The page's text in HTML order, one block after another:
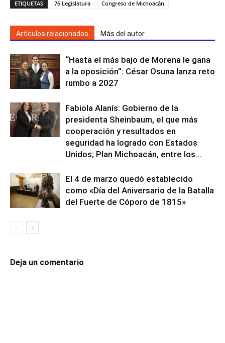
ETIQUETAS 76 Legislatura Congreso de Michoacán
Artículos relacionados Más del autor
“Hasta el más bajo de Morena le gana
a la oposición”: César Osuna lanza reto
rumbo a 2027
Fabiola Alanís: Gobierno de la
presidenta Sheinbaum, el que más
cooperación y resultados en
seguridad ha logrado con Estados
Unidos; Plan Michoacán, entre los...
El 4 de marzo quedó establecido
como «Día del Aniversario de la Batalla
del Fuerte de Cóporo de 1815»
Deja un comentario